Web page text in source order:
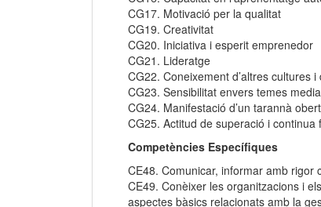
CG17. Motivació per la qualitat
CG19. Creativitat
CG20. Iniciativa i esperit emprenedor
CG21. Lideratge
CG22. Coneixement d’altres cultures i
CG23. Sensibilitat envers temes
CG24. Manifestació d’un tarannà
CG25. Actitud de superació i continua
Competències Específiques
CE48. Comunicar, informar amb rigor
CE49. Conèixer les organitzacions i
aspectes bàsics relacionats amb la